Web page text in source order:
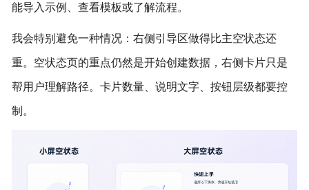
能导入示例、查看模板或了解流程。
我会特别避免一种情况：右侧引导区做得比主空状态还
重。空状态页的重点仍然是开始创建数据，右侧卡片只是
帮用户理解路径。卡片数量、说明文字、按钮层级都要控
制。